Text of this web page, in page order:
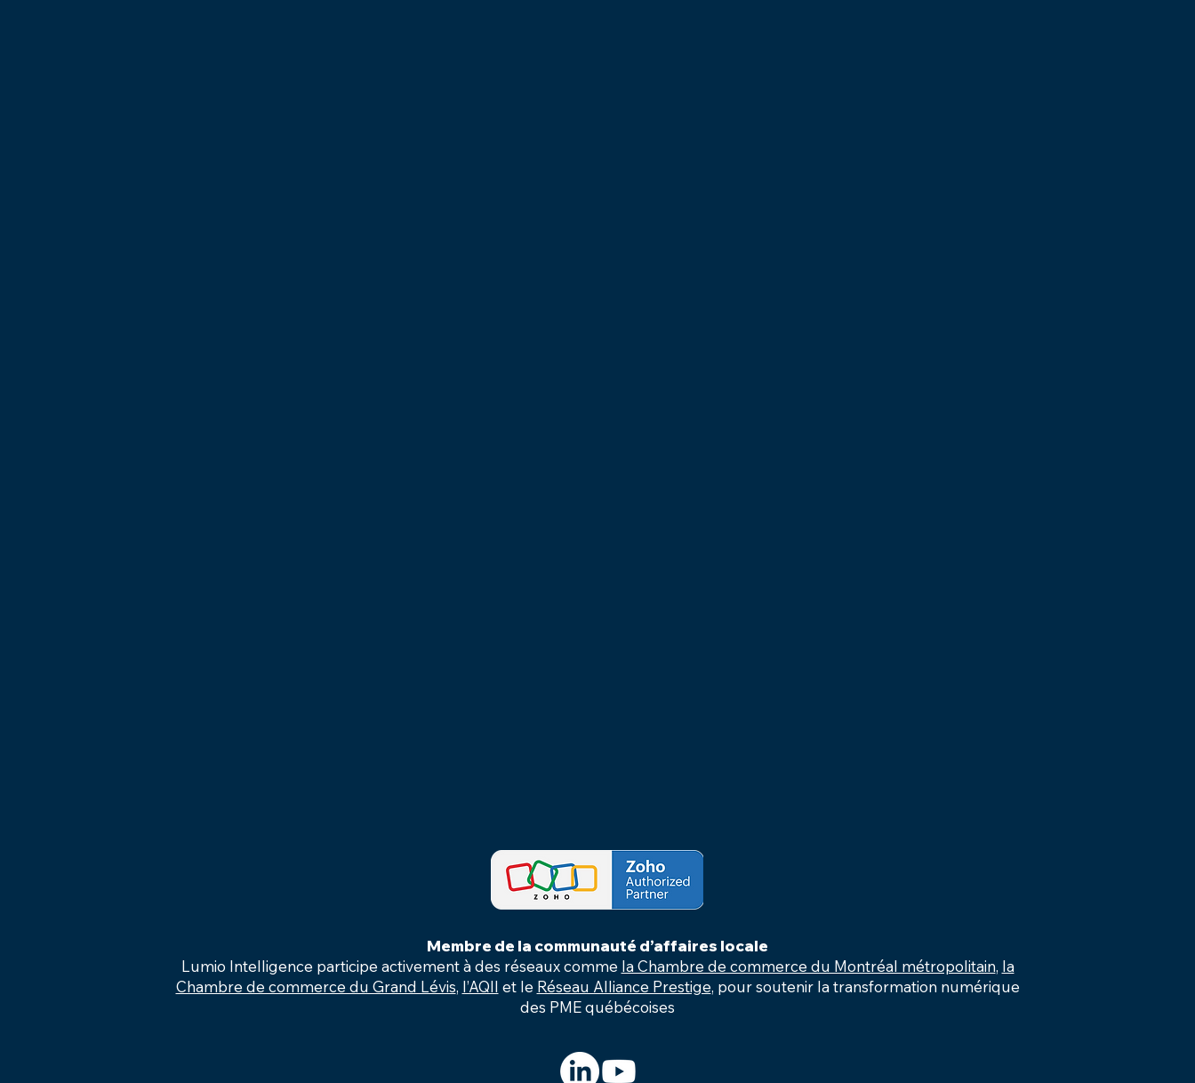
Membre de la communauté d’affaires locale
Lumio Intelligence participe activement à des réseaux comme la Chambre de commerce du Montréal métropolitain, la
Chambre de commerce du Grand Lévis, l’AQII et le Réseau Alliance Prestige, pour soutenir la transformation numérique
des PME québécoises